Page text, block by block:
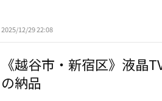
2025/12/29 22:08
《越谷市・新宿区》液晶
の納品